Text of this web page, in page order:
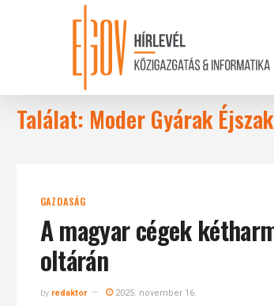
Találat: Moder Gyárak
GAZDASÁG
A magyar cégek
oltárán
by redaktor 2025. november 16.